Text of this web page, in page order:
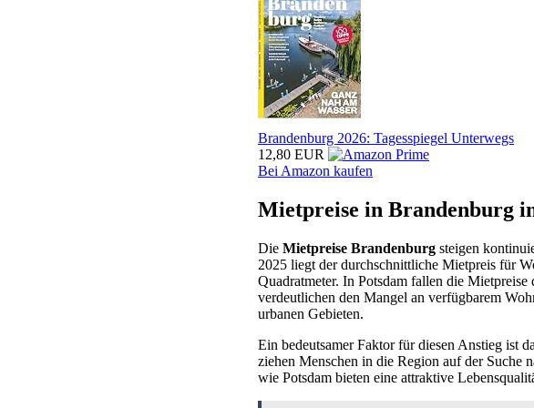
Brandenburg 2026: Tagesspiegel Unterwegs
12,80 EUR
Bei Amazon kaufen
Mietpreise in Brandenburg
Die Mietpreise Brandenburg steigen
2025 liegt der durchschnittliche Mietpreis für
Quadratmeter. In Potsdam fallen die
verdeutlichen den Mangel an verfügbarem
urbanen Gebieten.
Ein bedeutsamer Faktor für diesen Anstieg ist
ziehen Menschen in die Region auf der Suche
wie Potsdam bieten eine attraktive